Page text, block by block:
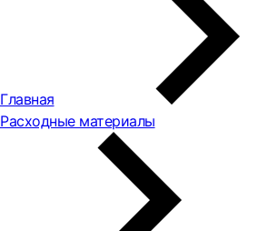
Главная
Расходные материалы